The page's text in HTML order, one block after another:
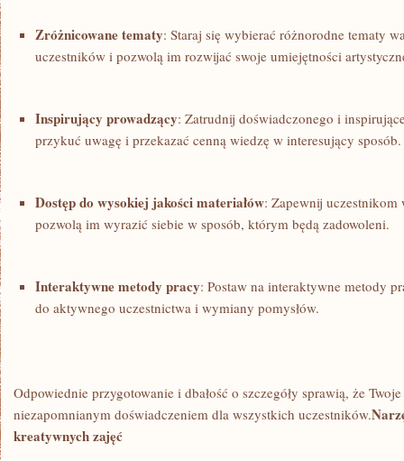
Zróżnicowane tematy: Staraj się wybierać różnorodne tematy
uczestników i pozwolą im rozwijać swoje umiejętności‍
Inspirujący prowadzący:⁤ Zatrudnij doświadczonego ⁢i
przykuć uwagę i przekazać cenną wiedzę w interesujący sposób.
Dostęp⁣ do wysokiej jakości materiałów: Zapewnij uczestnikom
pozwolą im ⁢wyrazić siebie w sposób, którym będą zadowoleni.
Interaktywne metody pracy: Postaw na ‍interaktywne metody⁢
do aktywnego uczestnictwa‍ i wymiany pomysłów.
Odpowiednie ⁣przygotowanie i dbałość o szczegóły sprawią, że
niezapomnianym doświadczeniem dla wszystkich uczestników.
kreatywnych zajęć